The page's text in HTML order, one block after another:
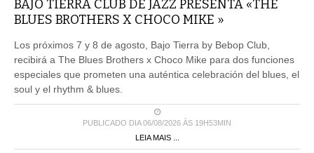
BAJO TIERRA CLUB DE JAZZ PRESENTA «THE
BLUES BROTHERS X CHOCO MIKE »
Los próximos 7 y 8 de agosto, Bajo Tierra by Bebop Club,
recibirá a The Blues Brothers x Choco Mike para dos funciones
especiales que prometen una auténtica celebración del blues, el
soul y el rhythm & blues.
PUBLICADO DIA 06/08/2026 ÀS 19H53MIN
LEIA MAIS ...